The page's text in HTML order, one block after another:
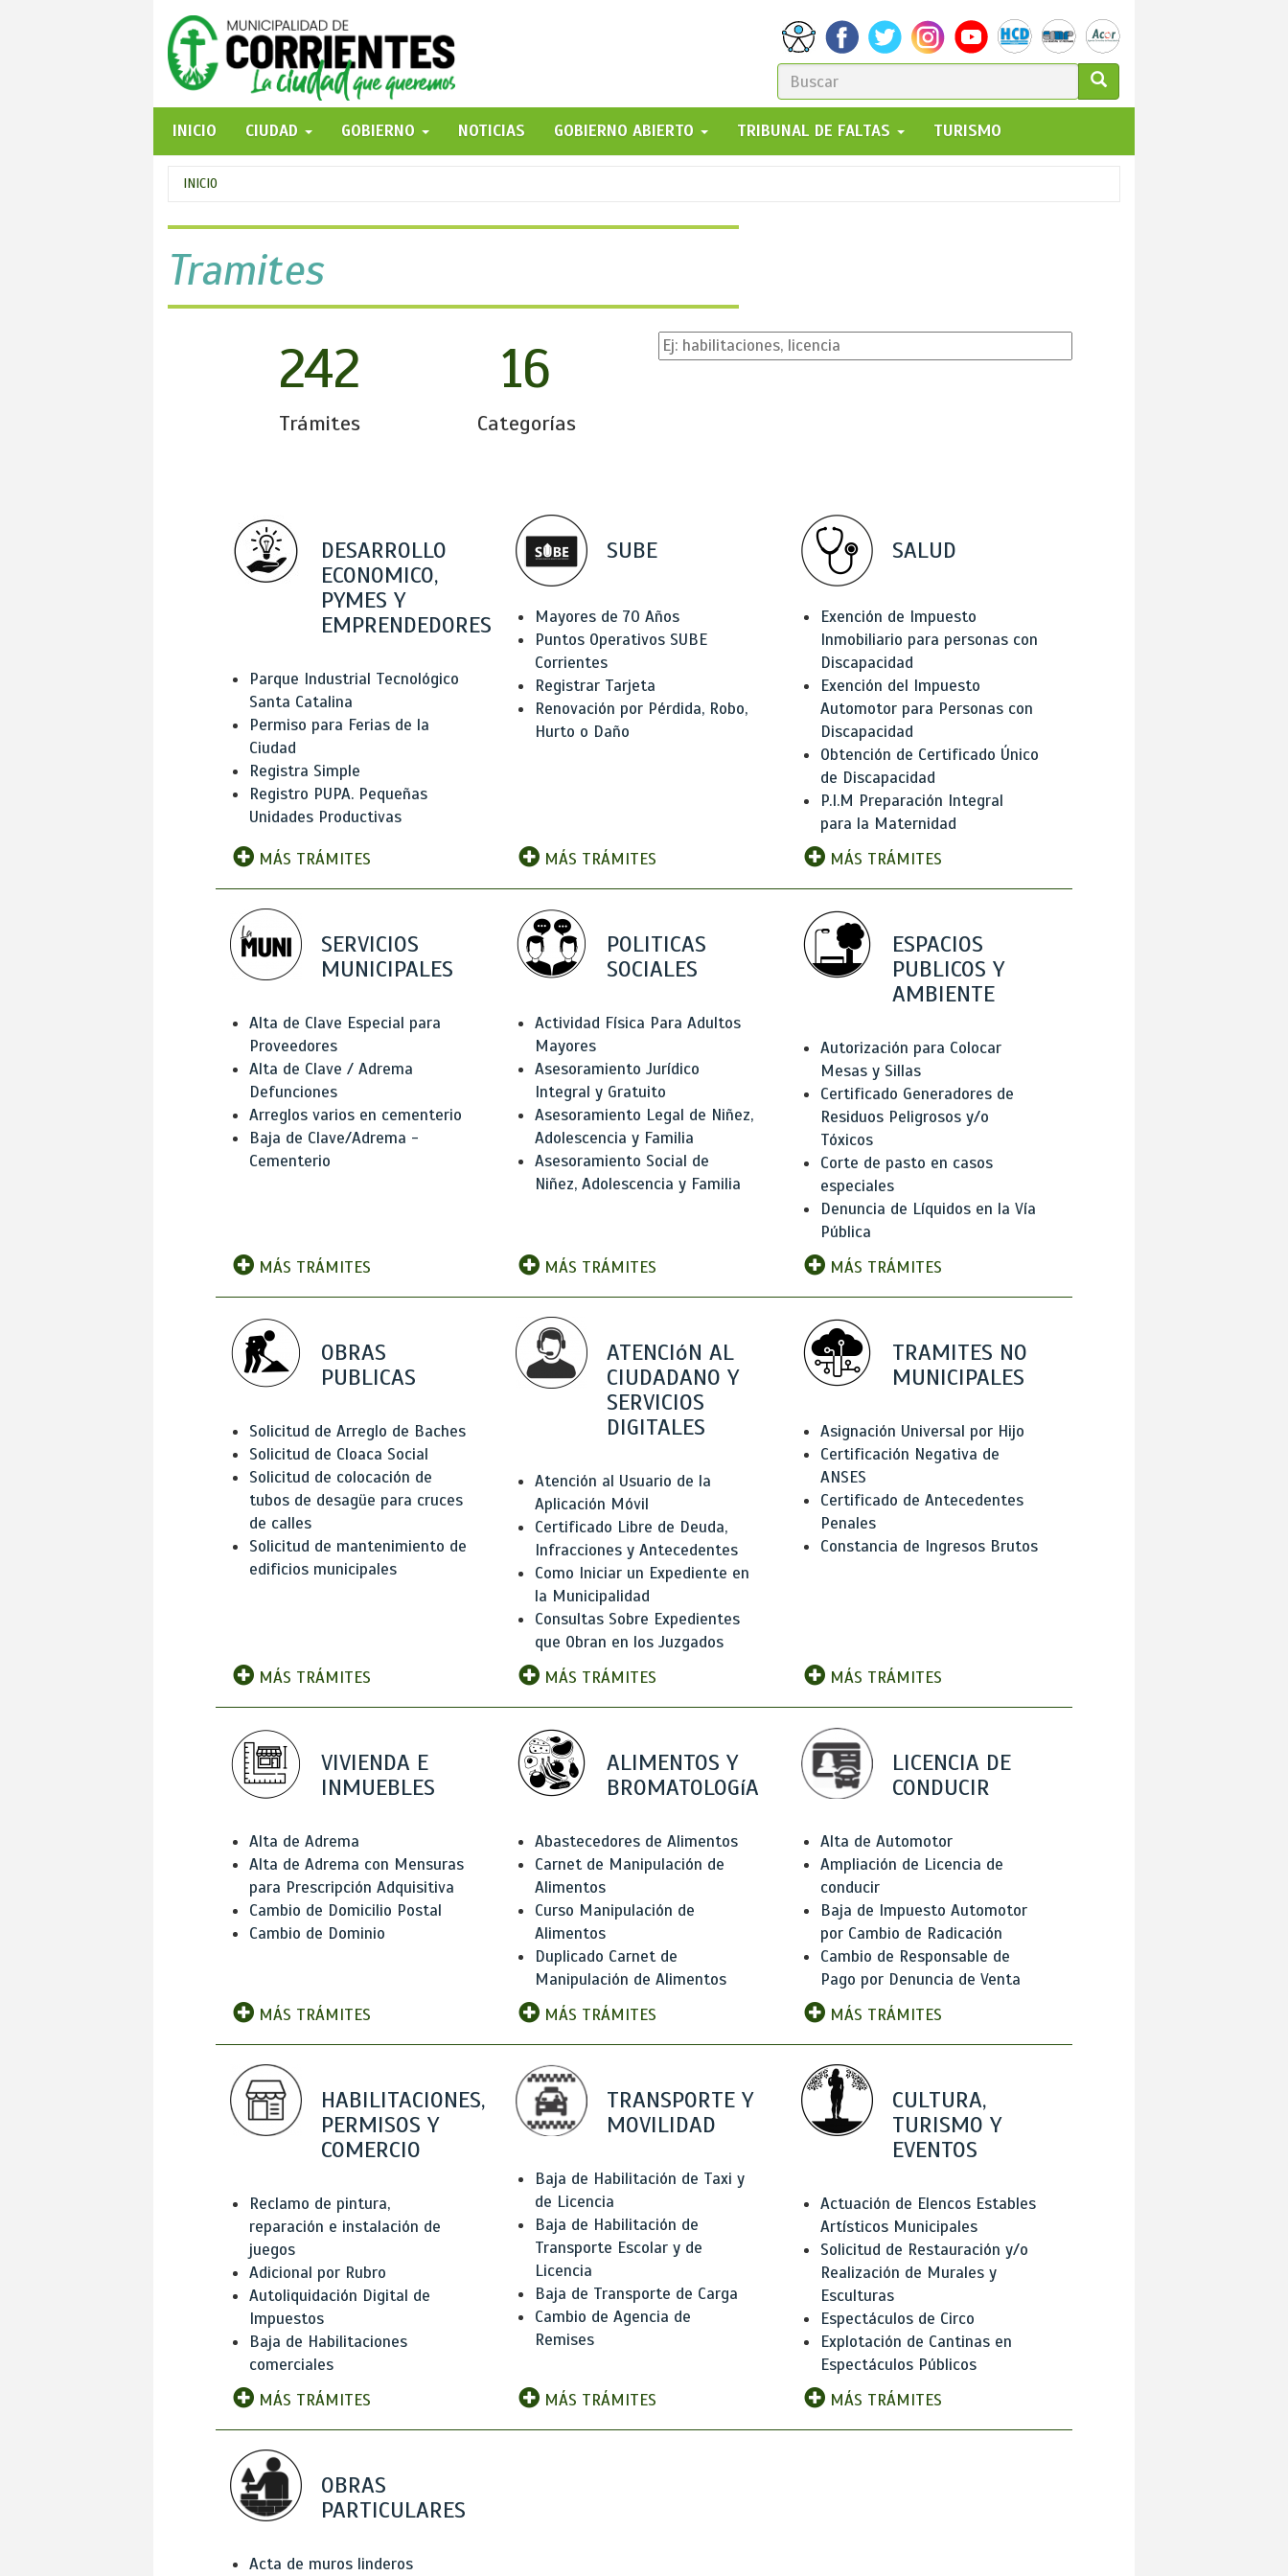
FORMULARIO
DE
BÚSQUEDA
GO!
INICIO
CIUDAD GOBIERNO NOTICIAS GOBIERNO ABIERTO TRIBUNAL DE FALTAS TURISMO
Se
encuentra
usted
aquí
INICIO
Tramites
242
Trámites
16
Categorías
DESARROLLO
ECONOMICO,
PYMES Y
EMPRENDEDORES
Parque Industrial Tecnológico
Santa Catalina
Permiso para Ferias de la
Ciudad
Registra Simple
Registro PUPA. Pequeñas
Unidades Productivas
MÁS TRÁMITES
SUBE
Mayores de 70 Años
Puntos Operativos SUBE
Corrientes
Registrar Tarjeta
Renovación por Pérdida, Robo,
Hurto o Daño
MÁS TRÁMITES
SALUD
Exención de Impuesto
Inmobiliario para personas con
Discapacidad
Exención del Impuesto
Automotor para Personas con
Discapacidad
Obtención de Certificado Único
de Discapacidad
P.I.M Preparación Integral
para la Maternidad
MÁS TRÁMITES
SERVICIOS
MUNICIPALES
Alta de Clave Especial para
Proveedores
Alta de Clave / Adrema
Defunciones
Arreglos varios en cementerio
Baja de Clave/Adrema -
Cementerio
MÁS TRÁMITES
POLITICAS
SOCIALES
Actividad Física Para Adultos
Mayores
Asesoramiento Jurídico
Integral y Gratuito
Asesoramiento Legal de Niñez,
Adolescencia y Familia
Asesoramiento Social de
Niñez, Adolescencia y Familia
MÁS TRÁMITES
ESPACIOS
PUBLICOS Y
AMBIENTE
Autorización para Colocar
Mesas y Sillas
Certificado Generadores de
Residuos Peligrosos y/o
Tóxicos
Corte de pasto en casos
especiales
Denuncia de Líquidos en la Vía
Pública
MÁS TRÁMITES
OBRAS
PUBLICAS
Solicitud de Arreglo de Baches
Solicitud de Cloaca Social
Solicitud de colocación de
tubos de desagüe para cruces
de calles
Solicitud de mantenimiento de
edificios municipales
MÁS TRÁMITES
ATENCIóN AL
CIUDADANO Y
SERVICIOS
DIGITALES
Atención al Usuario de la
Aplicación Móvil
Certificado Libre de Deuda,
Infracciones y Antecedentes
Como Iniciar un Expediente en
la Municipalidad
Consultas Sobre Expedientes
que Obran en los Juzgados
MÁS TRÁMITES
TRAMITES NO
MUNICIPALES
Asignación Universal por Hijo
Certificación Negativa de
ANSES
Certificado de Antecedentes
Penales
Constancia de Ingresos Brutos
MÁS TRÁMITES
VIVIENDA E
INMUEBLES
Alta de Adrema
Alta de Adrema con Mensuras
para Prescripción Adquisitiva
Cambio de Domicilio Postal
Cambio de Dominio
MÁS TRÁMITES
ALIMENTOS Y
BROMATOLOGíA
Abastecedores de Alimentos
Carnet de Manipulación de
Alimentos
Curso Manipulación de
Alimentos
Duplicado Carnet de
Manipulación de Alimentos
MÁS TRÁMITES
LICENCIA DE
CONDUCIR
Alta de Automotor
Ampliación de Licencia de
conducir
Baja de Impuesto Automotor
por Cambio de Radicación
Cambio de Responsable de
Pago por Denuncia de Venta
MÁS TRÁMITES
HABILITACIONES,
PERMISOS Y
COMERCIO
Reclamo de pintura,
reparación e instalación de
juegos
Adicional por Rubro
Autoliquidación Digital de
Impuestos
Baja de Habilitaciones
comerciales
MÁS TRÁMITES
TRANSPORTE Y
MOVILIDAD
Baja de Habilitación de Taxi y
de Licencia
Baja de Habilitación de
Transporte Escolar y de
Licencia
Baja de Transporte de Carga
Cambio de Agencia de
Remises
MÁS TRÁMITES
CULTURA,
TURISMO Y
EVENTOS
Actuación de Elencos Estables
Artísticos Municipales
Solicitud de Restauración y/o
Realización de Murales y
Esculturas
Espectáculos de Circo
Explotación de Cantinas en
Espectáculos Públicos
MÁS TRÁMITES
OBRAS
PARTICULARES
Acta de muros linderos